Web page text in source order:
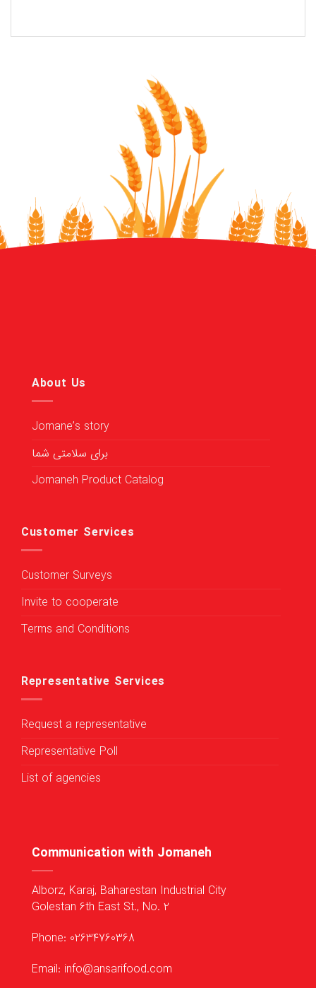
About Us
Jomane’s story
برای سلامتی شما
Jomaneh Product Catalog
Customer Services
Customer Surveys
Invite to cooperate
Terms and Conditions
Representative Services
Request a representative
Representative Poll
List of agencies
Communication with Jomaneh
Alborz, Karaj, Baharestan Industrial City
Golestan 6th East St., No. 2
Phone: 02634760368
Email: info@ansarifood.com